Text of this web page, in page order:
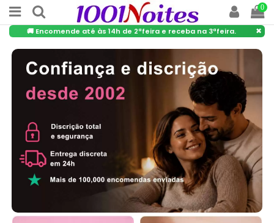
0
🚚 Encomende até às 14h de 2ªfeira e receba na 3ªfeira. ×